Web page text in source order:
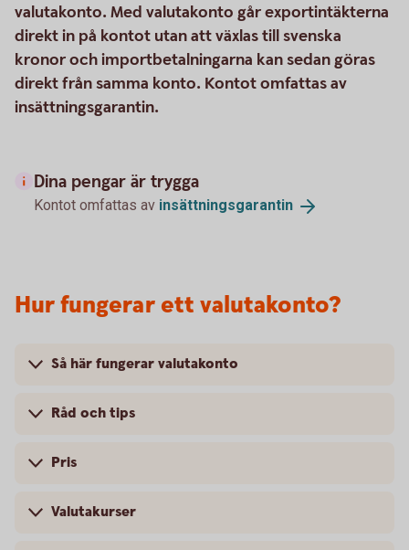
valutakonto. Med valutakonto går exportintäkterna
direkt in på kontot utan att växlas till svenska
kronor och importbetalningarna kan sedan göras
direkt från samma konto. Kontot omfattas av
insättningsgarantin.
Dina pengar är trygga
Kontot omfattas av insättningsgarantin
Hur fungerar ett valutakonto?
Så här fungerar valutakonto
Råd och tips
Pris
Valutakurser